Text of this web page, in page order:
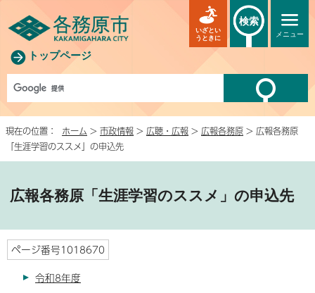
トップページ
メニュー
いざとい
うときに
検索
現在の位置： ホーム > 市政情報 > 広聴・広報 > 広報各務原 > 広報各務原
「生涯学習のススメ」の申込先
広報各務原「生涯学習のススメ」の申込先
ページ番号1018670
令和8年度